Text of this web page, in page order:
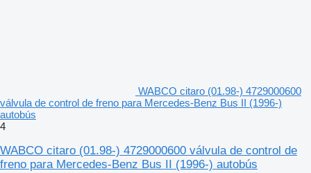
WABCO citaro (01.98-) 4729000600
válvula de control de freno para Mercedes-Benz Bus II (1996-)
autobús
4
WABCO citaro (01.98-) 4729000600 válvula de control de
freno para Mercedes-Benz Bus II (1996-) autobús